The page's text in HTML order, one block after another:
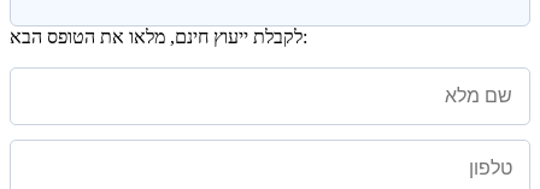
לקבלת ייעוץ חינם, מלאו את הטופס הבא: